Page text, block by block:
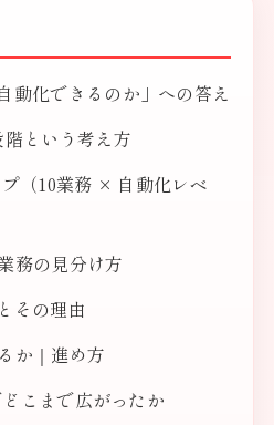
動化できるのか」への答え
という考え方
（10業務 × 自動化レベ
務の見分け方
その理由
か｜進め方
こまで広がったか